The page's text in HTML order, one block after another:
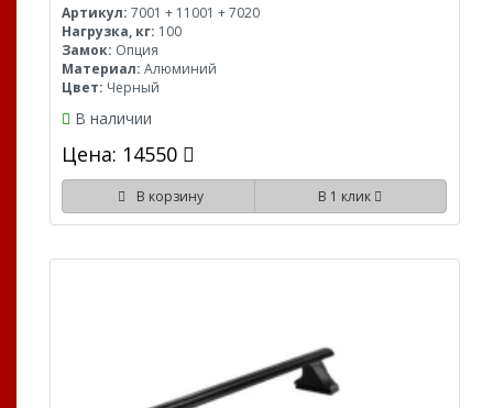
Артикул: 7001 + 11001 + 7020
Нагрузка, кг: 100
Замок: Опция
Материал: Алюминий
Цвет: Черный
В наличии
Цена: 14550
В корзину В 1 клик